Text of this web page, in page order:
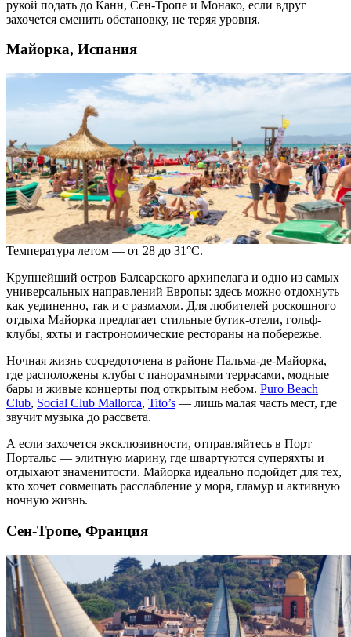
рукой подать до Канн, Сен-Тропе и Монако, если вдруг
захочется сменить обстановку, не теряя уровня.
Майорка, Испания
Температура летом — от 28 до 31°C.
Крупнейший остров Балеарского архипелага и одно из самых
универсальных направлений Европы: здесь можно отдохнуть
как уединенно, так и с размахом. Для любителей роскошного
отдыха Майорка предлагает стильные бутик-отели, гольф-
клубы, яхты и гастрономические рестораны на побережье.
Ночная жизнь сосредоточена в районе Пальма-де-Майорка,
где расположены клубы с панорамными террасами, модные
бары и живые концерты под открытым небом. Puro Beach
Club, Social Club Mallorca, Tito’s — лишь малая часть мест, где
звучит музыка до рассвета.
А если захочется эксклюзивности, отправляйтесь в Порт
Портальс — элитную марину, где швартуются суперяхты и
отдыхают знаменитости. Майорка идеально подойдет для тех,
кто хочет совмещать расслабление у моря, гламур и активную
ночную жизнь.
Сен-Тропе, Франция